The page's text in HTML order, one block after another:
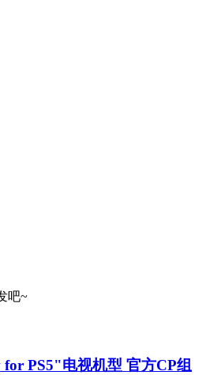
吧~
PS5"电视机型 官方CP组